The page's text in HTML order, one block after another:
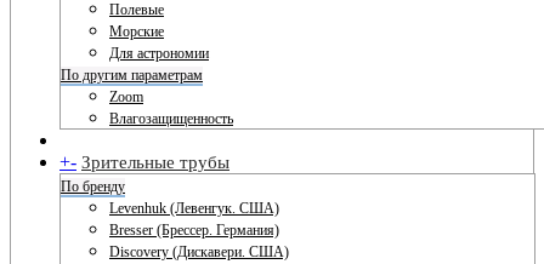
Полевые
Морские
Для астрономии
По другим параметрам
Zoom
Влагозащищенность
+- Зрительные трубы
По бренду
Levenhuk (Левенгук. США)
Bresser (Брессер. Германия)
Discovery (Дискавери. США)